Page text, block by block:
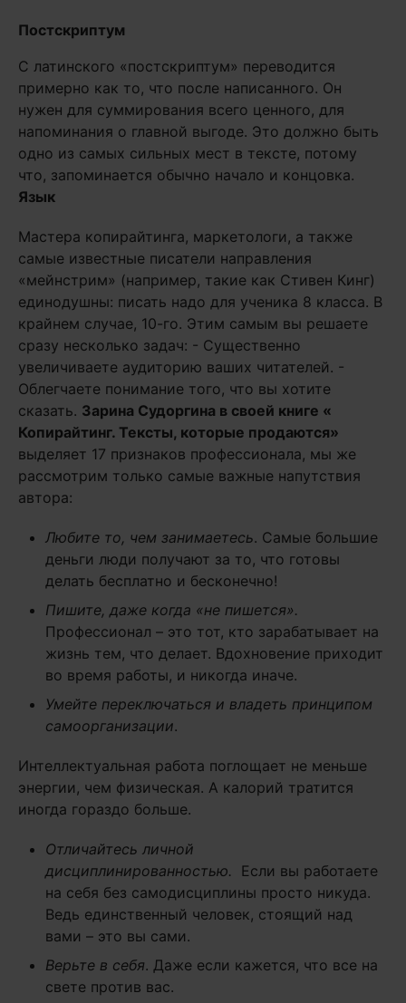
Постскриптум
С латинского «постскриптум» переводится
примерно как то, что после написанного. Он
нужен для суммирования всего ценного, для
напоминания о главной выгоде. Это должно быть
одно из самых сильных мест в тексте, потому
что, запоминается обычно начало и концовка.
Язык
Мастера копирайтинга, маркетологи, а также
самые известные писатели направления
«мейнстрим» (например, такие как Стивен Кинг)
единодушны: писать надо для ученика 8 класса. В
крайнем случае, 10-го. Этим самым вы решаете
сразу несколько задач: - Существенно
увеличиваете аудиторию ваших читателей. -
Облегчаете понимание того, что вы хотите
сказать. Зарина Судоргина в своей книге «
Копирайтинг. Тексты, которые продаются»
выделяет 17 признаков профессионала, мы же
рассмотрим только самые важные напутствия
автора:
Любите то, чем занимаетесь. Самые большие
деньги люди получают за то, что готовы
делать бесплатно и бесконечно!
Пишите, даже когда «не пишется».
Профессионал – это тот, кто зарабатывает на
жизнь тем, что делает. Вдохновение приходит
во время работы, и никогда иначе.
Умейте переключаться и владеть принципом
самоорганизации.
Интеллектуальная работа поглощает не меньше
энергии, чем физическая. А калорий тратится
иногда гораздо больше.
Отличайтесь личной
дисциплинированностью. Если вы работаете
на себя без самодисциплины просто никуда.
Ведь единственный человек, стоящий над
вами – это вы сами.
Верьте в себя. Даже если кажется, что все на
свете против вас.